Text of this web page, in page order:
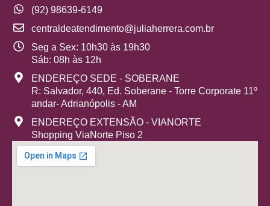
(92) 98639-6149
centraldeatendimento@juliaherrera.com.br
Seg a Sex: 10h30 às 19h30
Sáb: 08h às 12h
ENDEREÇO SEDE - SOBERANE
R: Salvador, 440, Ed. Soberane - Torre Corporate 11º
andar- Adrianópolis - AM
ENDEREÇO EXTENSÃO - VIANORTE
Shopping ViaNorte Piso 2